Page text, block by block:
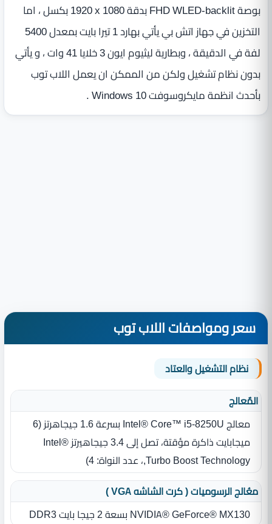
بوصة FHD WLED-backlit بدقة ‎1920 x 1080 بكسل ، اما
التخزين في جهاز اتش بي يأتي بهارد 1 تيرا بايت بمعدل 5400
لفة في الدقيقة ، وبطارية ليثيوم ايون 3 خلايا 41 وات ، و يأتي
بدون نظام تشغيل ولكن من الممكن ان يعمل اللاب توب
بأحدث انظمة مايكروسوفت Windows 10 .
سعر ومواصفات اللاب توب
نظام التشغيل والعتاد
المٌعالج
معالج Intel® Core™ i5-8250U بسرعة 1.6 جيجاهرتز ‏(‏6
ميجابايت ذاكرة مؤقتة، تصل إلى 3.4 جيجاهيرتز Intel®
Turbo Boost Technology,، عدد النواة‏:‏ 4‏)‏
معُالج الرسوميات ( كرت الشاشه VGA )
NVIDIA® GeForce® MX130 بسعة 2 جيجا بايت DDR3